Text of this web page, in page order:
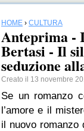
HOME › CULTURA
Anteprima -
Bertasi - Il
seduzione
Creato il 13 novembre
Se un romanzo
l’amore e il
il nuovo